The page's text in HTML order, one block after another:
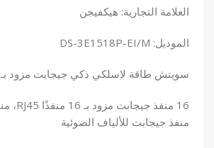
العلامة التجارية: هيكفيجن
الموديل: DS-3E1518P-EI/M
سويتش طاقة لاسلكي ذكي جيجابت مزود بـ 16 منفذًا
منفذ جيجابت للألياف الضوئية